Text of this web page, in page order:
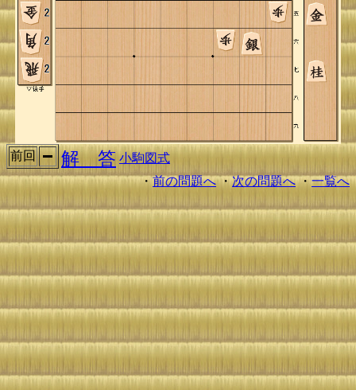
前回 解 答 小駒図式
・前の問題へ・次の問題へ・一覧へ